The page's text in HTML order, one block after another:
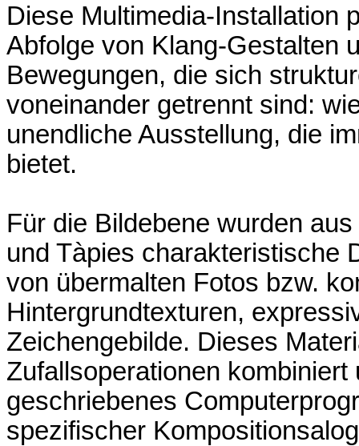
Diese Multimedia-Installation
Abfolge von Klang-Gestalten
Bewegungen, die sich
voneinander getrennt sind:
unendliche Ausstellung, die
bietet.
Für die Bildebene wurden
und Tàpies charakteristische
von übermalten Fotos bzw.
Hintergrundtexturen,
Zeichengebilde. Dieses
Zufallsoperationen
geschriebenes
spezifischer